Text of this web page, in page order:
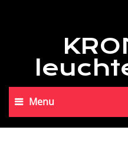
Menu